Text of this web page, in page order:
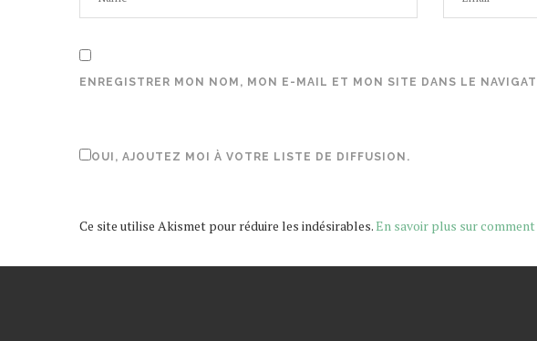
ENREGISTRER MON NOM, MON E-MAIL ET MON SITE DANS LE
OUI, AJOUTEZ MOI À VOTRE LISTE DE DIFFUSION.
Ce site utilise Akismet pour réduire les indésirables.En savoir plus sur